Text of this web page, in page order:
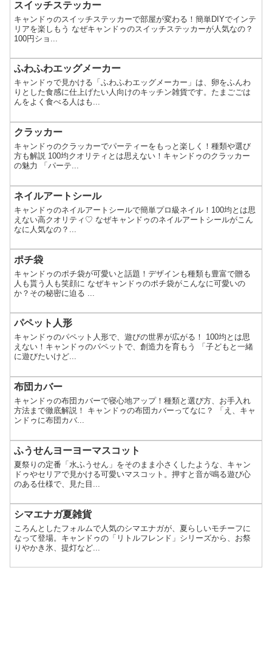
スイッチステッカー
キャンドゥのスイッチステッカーで部屋が変わる！簡単DIYでインテ
リアを楽しもう なぜキャンドゥのスイッチステッカーが人気なの？
100円ショ...
ふわふわエッグメーカー
キャンドゥで見かける「ふわふわエッグメーカー」は、卵をふんわ
りとした食感に仕上げたい人向けのキッチン雑貨です。たまごごは
んをよく食べる人はも...
クラッカー
キャンドゥのクラッカーでパーティーをもっと楽しく！種類や選び
方も解説 100均クオリティとは思えない！キャンドゥのクラッカー
の魅力 「パーテ...
ネイルアートシール
キャンドゥのネイルアートシールで簡単プロ級ネイル！100均とは思
えない高クオリティ♡ なぜキャンドゥのネイルアートシールがこん
なに人気なの？...
ポチ袋
キャンドゥのポチ袋が可愛いと話題！デザインも種類も豊富で贈る
人も貰う人も笑顔に なぜキャンドゥのポチ袋がこんなに可愛いの
か？その秘密に迫る ...
パペット人形
キャンドゥのパペット人形で、遊びの世界が広がる！ 100均とは思
えない！キャンドゥのパペットで、創造力を育もう 「子どもと一緒
に遊びたいけど...
布団カバー
キャンドゥの布団カバーで寝心地アップ！種類と選び方、お手入れ
方法まで徹底解説！ キャンドゥの布団カバーってなに？ 「え、キャ
ンドゥに布団カバ...
ふうせんヨーヨーマスコット
夏祭りの定番「水ふうせん」をそのまま小さくしたような、キャン
ドゥやセリアで見かける可愛いマスコット。押すと音が鳴る遊び心
のある仕様で、見た目...
シマエナガ夏雑貨
ころんとしたフォルムで人気のシマエナガが、夏らしいモチーフに
なって登場。キャンドゥの「リトルフレンド」シリーズから、お祭
りやかき氷、提灯など...